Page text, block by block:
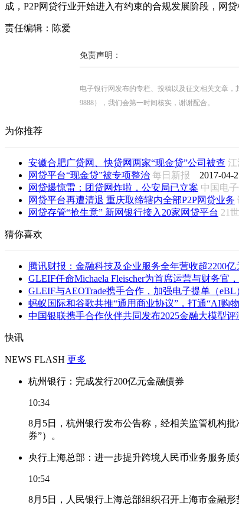
成，P2P网贷行业开始进入有约束的合规发展阶段，网
责任编辑：陈爱
免责声明：
电子银行网发布的专栏、投稿以及征文相关文章，
9888），我们会第一时间核实，谢谢配合。
为你推荐
安徽合肥广贷网、快贷网两家“现金贷”公司被查
网贷平台“现金贷”被专项整治 每日新报 2017-04-
网贷爆惊雷：团贷网炸啦，公安局已立案 中国电
网贷平台再遭清退 重庆取缔辖内全部P2P网贷业务
网贷存管“抢生意” 新网银行接入20家网贷平台 21
猜你喜欢
腾讯财报：金融科技及企业服务全年营收超2200亿
GLEIF任命Michaela Fleischer为首席运营与财务官
GLEIF与AEOTrade携手合作，加强电子提单（
蚂蚁国际和谷歌共推“通用商业协议”，打通“AI购
中国银联携手合作伙伴共同发布2025金融大模型评
快讯
NEWS FLASH 更多
杭州银行：完成发行200亿元金融债券
10:34
8月5日，杭州银行发布公告称，经相关监管机构
券”）。
央行上海总部：进一步提升跨境人民币业务服务质
10:54
8月5日，人民银行上海总部组织召开上海市金融